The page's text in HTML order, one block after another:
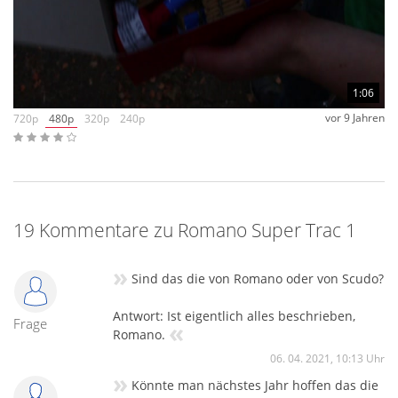
uns in dieser Sache an das, was auf dem Artikel steht.
1:06
720p
480p 320p 240p vor 9 Jahren
19 Kommentare zu Romano Super Trac 1
Frage
» Sind das die von Romano oder von Scudo?
Antwort: Ist eigentlich alles beschrieben,
Romano. «
06. 04. 2021, 10:13 Uhr
» Könnte man nächstes Jahr hoffen das die